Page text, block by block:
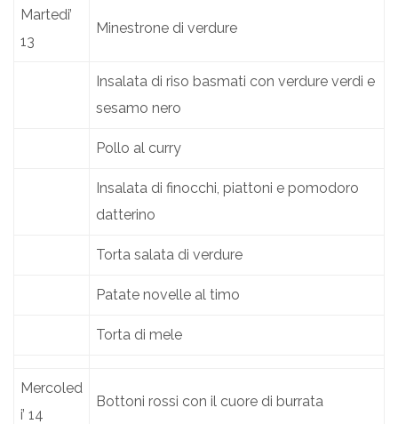
Martedi’
13
Minestrone di verdure
Insalata di riso basmati con verdure verdi e
sesamo nero
Pollo al curry
Insalata di finocchi, piattoni e pomodoro
datterino
Torta salata di verdure
Patate novelle al timo
Torta di mele
Mercoled
i’ 14
Bottoni rossi con il cuore di burrata